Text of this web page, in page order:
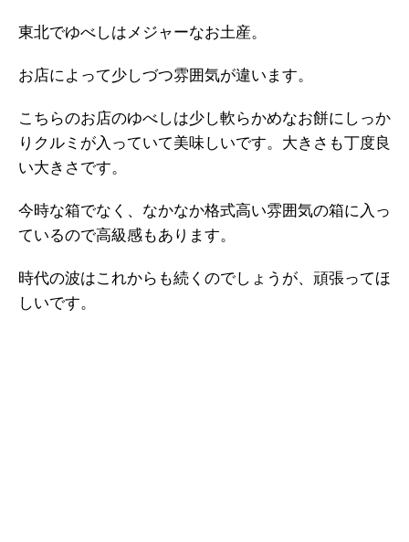
東北でゆべしはメジャーなお土産。
お店によって少しづつ雰囲気が違います。
こちらのお店のゆべしは少し軟らかめなお餅にしっか
りクルミが入っていて美味しいです。大きさも丁度良
い大きさです。
今時な箱でなく、なかなか格式高い雰囲気の箱に入っ
ているので高級感もあります。
時代の波はこれからも続くのでしょうが、頑張ってほ
しいです。